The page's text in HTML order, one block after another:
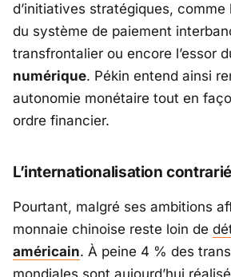
d’initiatives stratégiques,
du système de paiement
transfrontalier ou encore l’essor
numérique. Pékin entend ainsi
autonomie monétaire tout en
ordre financier.
L’internationalisation
Pourtant, malgré ses ambitions
monnaie chinoise reste loin de
américain. À peine 4 % des